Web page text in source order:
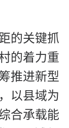
的关键抓
的着力重
推进新型
以县域为
合承载能